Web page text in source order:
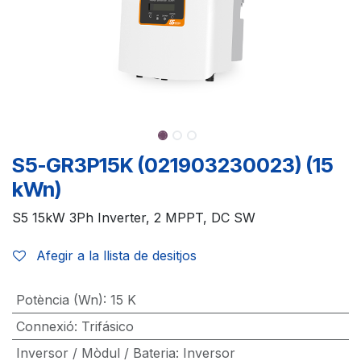
S5-GR3P15K (021903230023) (15
kWn)
S5 15kW 3Ph Inverter, 2 MPPT, DC SW
Afegir a la llista de desitjos
Potència (Wn): 15 K
Connexió: Trifásico
Inversor / Mòdul / Bateria: Inversor